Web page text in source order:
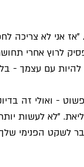
אני לא צריכה
לרוץ אחרי
עם עצמך -
- ואולי זה
"לא לעשות
הפנימי שלך.